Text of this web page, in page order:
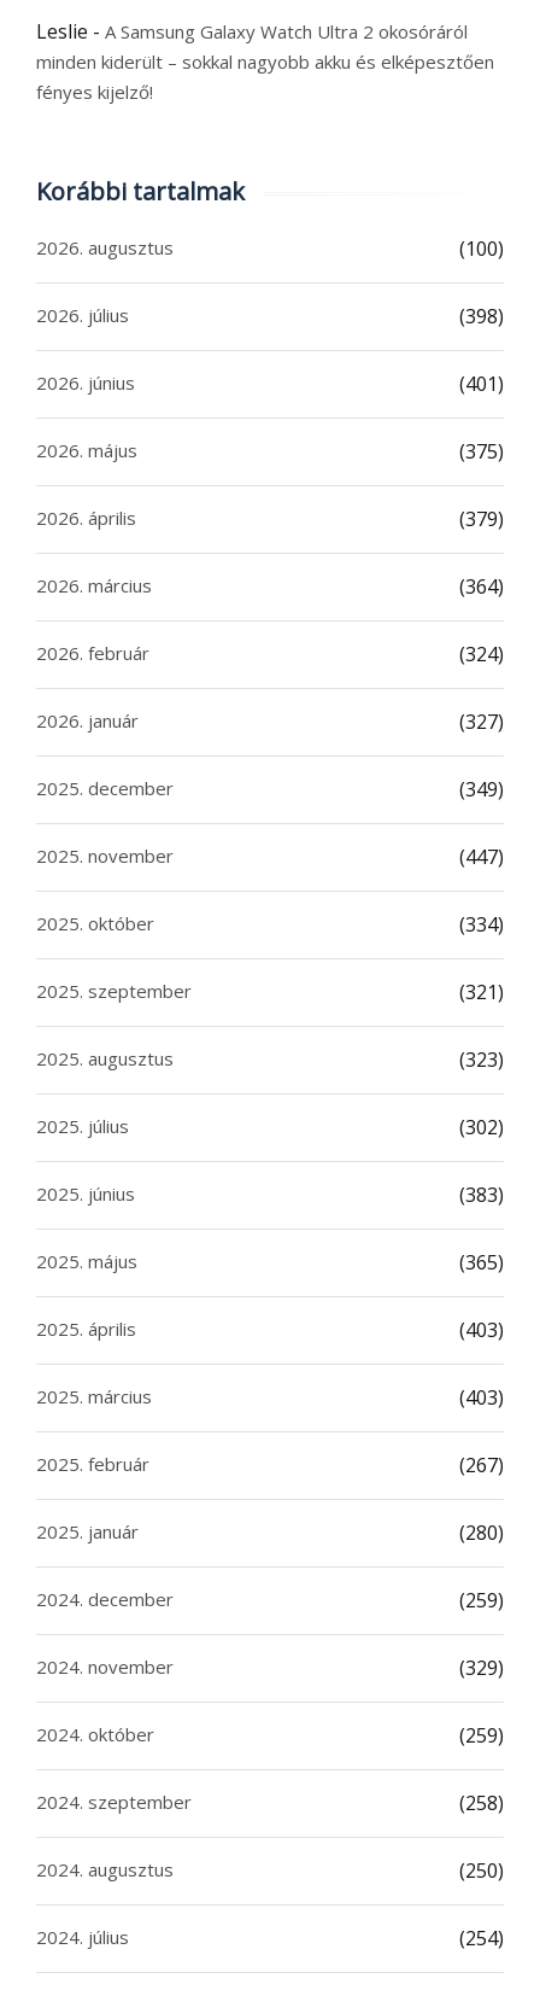
Leslie - A Samsung Galaxy Watch Ultra 2 okosóráról
minden kiderült – sokkal nagyobb akku és elképesztően
fényes kijelző!
Korábbi tartalmak
2026. augusztus (100)
2026. július (398)
2026. június (401)
2026. május (375)
2026. április (379)
2026. március (364)
2026. február (324)
2026. január (327)
2025. december (349)
2025. november (447)
2025. október (334)
2025. szeptember (321)
2025. augusztus (323)
2025. július (302)
2025. június (383)
2025. május (365)
2025. április (403)
2025. március (403)
2025. február (267)
2025. január (280)
2024. december (259)
2024. november (329)
2024. október (259)
2024. szeptember (258)
2024. augusztus (250)
2024. július (254)